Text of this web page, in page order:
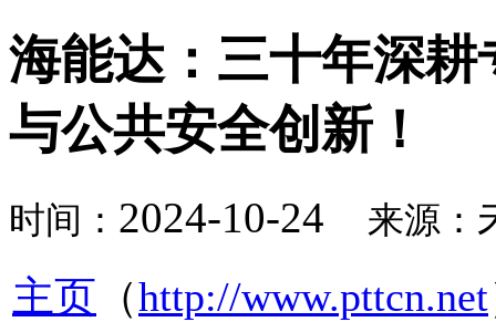
海能达：三十年深
与公共安全创新！
时间： 2024-10-24 来源：
主页 （http://www.pttcn.net